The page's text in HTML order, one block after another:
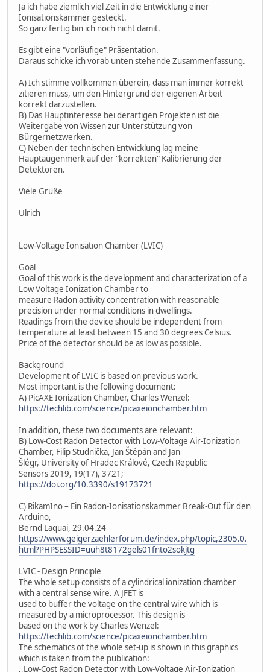
Ja ich habe ziemlich viel Zeit in die Entwicklung einer
Ionisationskammer gesteckt.
So ganz fertig bin ich noch nicht damit.
Es gibt eine "vorläufige" Präsentation.
Daraus schicke ich vorab unten stehende Zusammenfassung.
A) Ich stimme vollkommen überein, dass man immer korrekt
zitieren muss, um den Hintergrund der eigenen Arbeit
korrekt darzustellen.
B) Das Hauptinteresse bei derartigen Projekten ist die
Weitergabe von Wissen zur Unterstützung von
Bürgernetzwerken.
C) Neben der technischen Entwicklung lag meine
Hauptaugenmerk auf der "korrekten" Kalibrierung der
Detektoren.
Viele Grüße
Ulrich
Low-Voltage Ionisation Chamber (LVIC)
Goal
Goal of this work is the development and characterization of a
Low Voltage Ionization Chamber to
measure Radon activity concentration with reasonable
precision under normal conditions in dwellings.
Readings from the device should be independent from
temperature at least between 15 and 30 degrees Celsius.
Price of the detector should be as low as possible.
Background
Development of LVIC is based on previous work.
Most important is the following document:
A) PicAXE Ionization Chamber, Charles Wenzel:
https://techlib.com/science/picaxeionchamber.htm
In addition, these two documents are relevant:
B) Low-Cost Radon Detector with Low-Voltage Air-Ionization
Chamber, Filip Studnička, Jan Štěpán and Jan
Šlégr, University of Hradec Králové, Czech Republic
Sensors 2019, 19(17), 3721;
https://doi.org/10.3390/s19173721
C) RikamIno – Ein Radon-Ionisationskammer Break-Out für den
Arduino,
Bernd Laquai, 29.04.24
https://www.geigerzaehlerforum.de/index.php/topic,2305.0.
html?PHPSESSID=uuh8t8172gels01fnto2sokjtg
LVIC - Design Principle
The whole setup consists of a cylindrical ionization chamber
with a central sense wire. A JFET is
used to buffer the voltage on the central wire which is
measured by a microprocessor. This design is
based on the work by Charles Wenzel:
https://techlib.com/science/picaxeionchamber.htm
The schematics of the whole set-up is shown in this graphics
which is taken from the publication:
,,Low-Cost Radon Detector with Low-Voltage Air-Ionization